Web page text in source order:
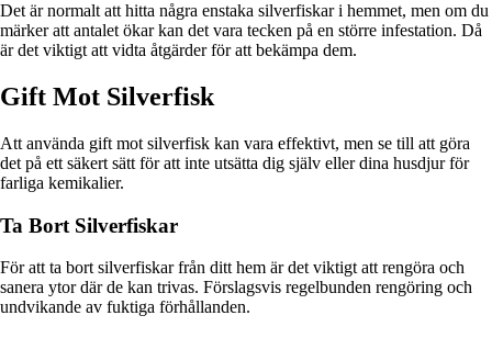
Det är normalt att hitta några enstaka silverfiskar i hemmet, men om du
märker att antalet ökar kan det vara tecken på en större infestation. Då
är det viktigt att vidta åtgärder för att bekämpa dem.
Gift Mot Silverfisk
Att använda gift mot silverfisk kan vara effektivt, men se till att göra
det på ett säkert sätt för att inte utsätta dig själv eller dina husdjur för
farliga kemikalier.
Ta Bort Silverfiskar
För att ta bort silverfiskar från ditt hem är det viktigt att rengöra och
sanera ytor där de kan trivas. Förslagsvis regelbunden rengöring och
undvikande av fuktiga förhållanden.